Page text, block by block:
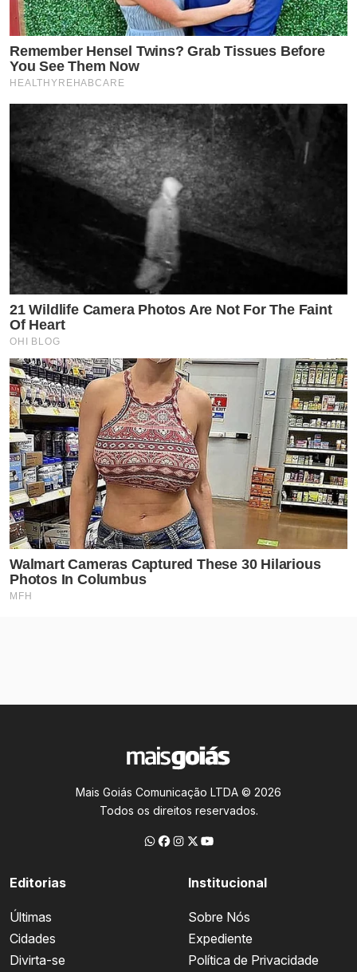
Mais Goiás Comunicação LTDA © 2026
Todos os direitos reservados.
Editorias
Últimas
Cidades
Divirta-se
Institucional
Sobre Nós
Expediente
Política de Privacidade